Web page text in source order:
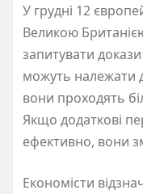
У грудні 12
Великою
запитувати
можуть належати
вони проходять
Якщо додаткові
ефективно, вони
Економісти